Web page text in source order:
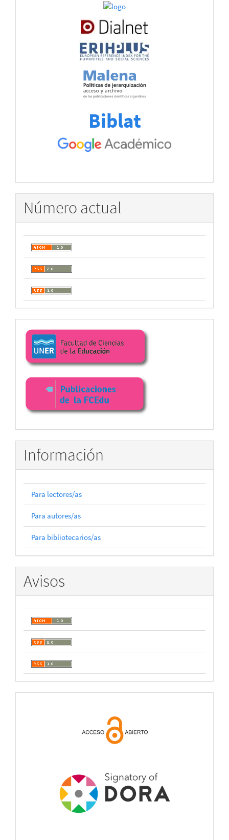
Biblat
Número actual
Enlaces
facultad
Información
Para lectores/as
Para autores/as
Para bibliotecarios/as
Avisos